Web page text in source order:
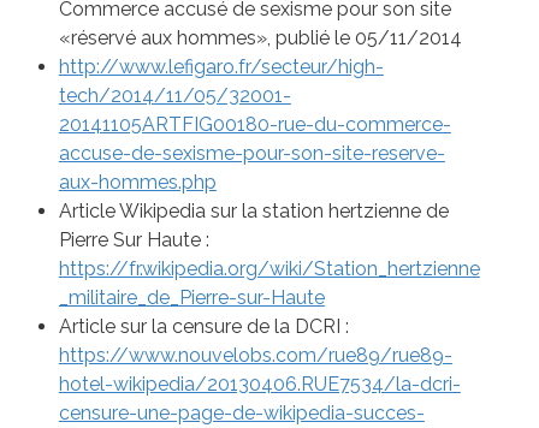
Commerce accusé de sexisme pour son site
«réservé aux hommes», publié le 05/11/2014
http://www.lefigaro.fr/secteur/high-
tech/2014/11/05/32001-
20141105ARTFIG00180-rue-du-commerce-
accuse-de-sexisme-pour-son-site-reserve-
aux-hommes.php
Article Wikipedia sur la station hertzienne de
Pierre Sur Haute :
https://fr.wikipedia.org/wiki/Station_hertzienne
_militaire_de_Pierre-sur-Haute
Article sur la censure de la DCRI :
https://www.nouvelobs.com/rue89/rue89-
hotel-wikipedia/20130406.RUE7534/la-dcri-
censure-une-page-de-wikipedia-succes-